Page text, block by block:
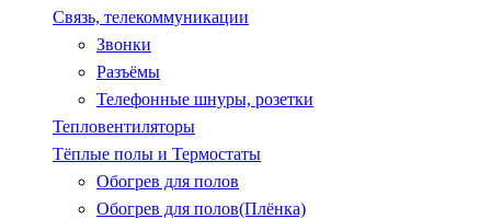
Связь, телекоммуникации
Звонки
Разъёмы
Телефонные шнуры, розетки
Тепловентиляторы
Тёплые полы и Термостаты
Обогрев для полов
Обогрев для полов(Плёнка)